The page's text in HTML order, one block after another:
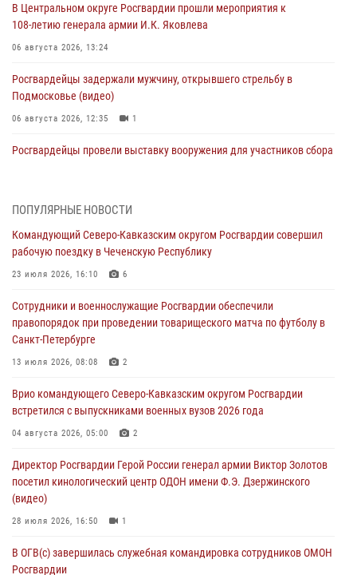
В Центральном округе Росгвардии прошли мероприятия к
108‑летию генерала армии И.К. Яковлева
06 августа 2026, 13:24
Росгвардейцы задержали мужчину, открывшего стрельбу в
Подмосковье (видео)
06 августа 2026, 12:35 1
Росгвардейцы провели выставку вооружения для участников сбора
второй годовщине вторжения ВСУ на территорию области
06 августа 2026, 11:56
угрожавшего подростку травматическим пистолетом
06 августа 2026, 11:33 1
В Зауралье при содействии СОБР Росгвардии ликвидирована
06 августа 2026, 11:27
В Москве росгвардейцы задержали троих мужчин, устроивших
06 августа 2026, 11:20 1
ПОПУЛЯРНЫЕ НОВОСТИ
Командующий Северо-Кавказским округом Росгвардии совершил
рабочую поездку в Чеченскую Республику
23 июля 2026, 16:10 6
Сотрудники и военнослужащие Росгвардии обеспечили
правопорядок при проведении товарищеского матча по футболу в
Санкт-Петербурге
13 июля 2026, 08:08 2
Врио командующего Северо-Кавказским округом Росгвардии
встретился с выпускниками военных вузов 2026 года
04 августа 2026, 05:00 2
Директор Росгвардии Герой России генерал армии Виктор Золотов
посетил кинологический центр ОДОН имени Ф.Э. Дзержинского
(видео)
28 июля 2026, 16:50 1
В ОГВ(с) завершилась служебная командировка сотрудников ОМОН
Росгвардии